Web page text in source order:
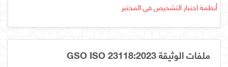
أنظمة اختبار التشخيص في المختبر
ملفات الوثيقة GSO ISO 23118:2023